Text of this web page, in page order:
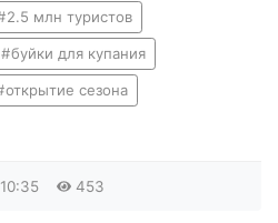
2.5 млн туристов
буйки для купания
открытие сезона
10:35 453